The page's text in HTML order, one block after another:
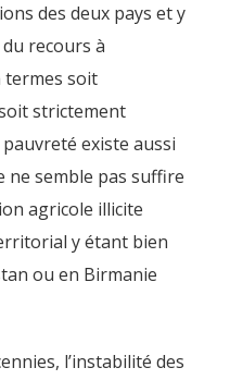
des deux pays et y
recours à
termes soit
strictement
existe aussi
ne semble pas suffire
agricole illicite
y étant bien
ou en Birmanie
l’instabilité des